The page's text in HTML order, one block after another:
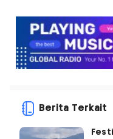
Berita Terkait